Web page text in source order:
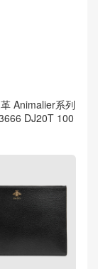
Animalier系列
DJ20T 100